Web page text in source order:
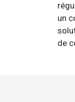
un
de